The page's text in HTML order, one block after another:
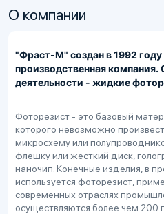
О компании
"Фраст-М" создан в 1992 году
производственная компания.
деятельности - жидкие
Фоторезист - это базовый
которого невозможно
микросхему или
флешку или жесткий диск,
наночип. Конечные изделия, в
используется фоторезист,
современных отраслях
осуществляются более чем 200